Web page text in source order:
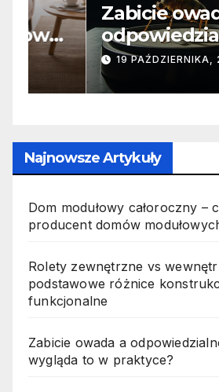
Zabicie owada a
odpowiedzialność
jak wygląda to w
19 PAŹDZIERNIKA, 2025
Najnowsze Artykuły
Dom modułowy całoroczny –
producent domów
Rolety zewnętrzne vs
podstawowe różnice
funkcjonalne
Zabicie owada a
wygląda to w praktyce?